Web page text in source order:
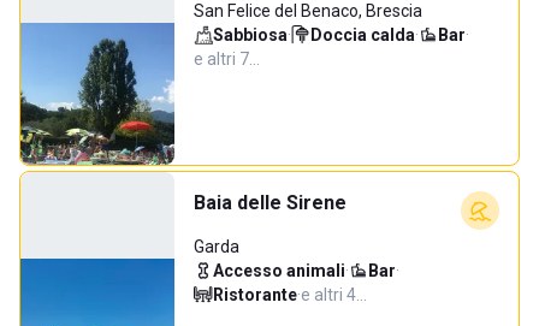
San Felice del Benaco, Brescia
Sabbiosa· Doccia calda· Bar·
e altri 7…
Baia delle Sirene
Garda
Accesso animali· Bar·
Ristorante·e altri 4…